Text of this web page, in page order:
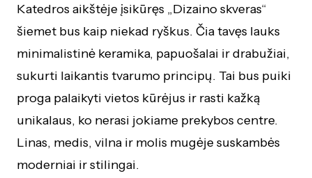
Katedros aikštėje įsikūręs „Dizaino skveras“
šiemet bus kaip niekad ryškus. Čia tavęs lauks
minimalistinė keramika, papuošalai ir drabužiai,
sukurti laikantis tvarumo principų. Tai bus puiki
proga palaikyti vietos kūrėjus ir rasti kažką
unikalaus, ko nerasi jokiame prekybos centre.
Linas, medis, vilna ir molis mugėje suskambės
moderniai ir stilingai.